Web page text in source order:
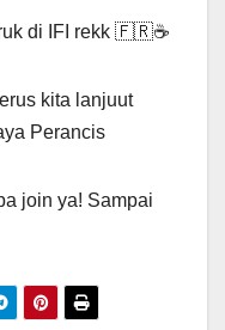
di IFI rekk 🇫🇷☕
kita lanjuut
Perancis
join ya! Sampai